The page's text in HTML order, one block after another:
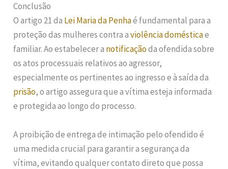
Conclusão
O artigo 21 da Lei Maria da Penhaé fundamental para a
proteção das mulheres contra aviolência domésticae
familiar. Ao estabelecer a notificaçãoda ofendida sobre
os atos processuais relativos ao agressor,
especialmente os pertinentes ao ingresso e à saída da
prisão, o artigo assegura que a vítima esteja informada
e protegida ao longo do processo.
A proibição de entrega de intimação pelo ofendido é
uma medida crucial para garantir a segurança da
vítima, evitando qualquer contato direto que possa